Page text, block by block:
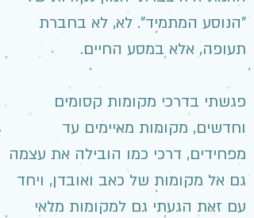
"הנוסע המתמיד". לא, לא בחברת
תעופה, אלא במסע החיים.
פגשתי בדרכי מקומות קסומים
וחדשים, מקומות מאיימים עד
מפחידים, דרכי כמו הובילה את עצמה
גם אל מקומות של כאב ואובדן, ויחד
עם זאת הגעתי גם למקומות מלאי